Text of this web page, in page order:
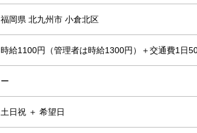
福岡県 北九州市 小倉北区
時給1100円（管理者は時給1300円）＋交通費1日
ー
土日祝 ＋ 希望日